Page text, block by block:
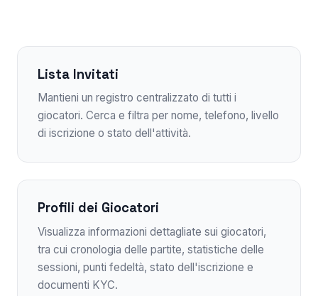
Lista Invitati
Mantieni un registro centralizzato di tutti i
giocatori. Cerca e filtra per nome, telefono, livello
di iscrizione o stato dell'attività.
Profili dei Giocatori
Visualizza informazioni dettagliate sui giocatori,
tra cui cronologia delle partite, statistiche delle
sessioni, punti fedeltà, stato dell'iscrizione e
documenti KYC.